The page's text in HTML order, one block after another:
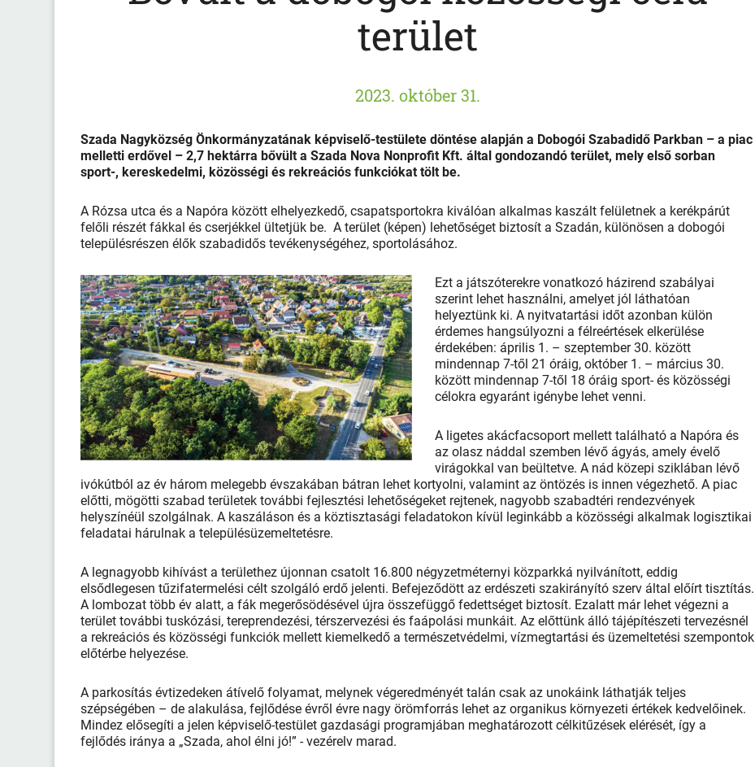
terület
2023. október 31.
Szada Nagyközség Önkormányzatának képviselő-testülete döntése alapján a Dobogói Szabadidő Parkban – a piac
melletti erdővel – 2,7 hektárra bővült a Szada Nova Nonprofit Kft. által gondozandó terület, mely első sorban
sport-, kereskedelmi, közösségi és rekreációs funkciókat tölt be.
A Rózsa utca és a Napóra között elhelyezkedő, csapatsportokra kiválóan alkalmas kaszált felületnek a kerékpárút
felőli részét fákkal és cserjékkel ültetjük be. A terület (képen) lehetőséget biztosít a Szadán, különösen a dobogói
településrészen élők szabadidős tevékenységéhez, sportolásához.
Ezt a játszóterekre vonatkozó házirend szabályai
szerint lehet használni, amelyet jól láthatóan
helyeztünk ki. A nyitvatartási időt azonban külön
érdemes hangsúlyozni a félreértések elkerülése
érdekében: április 1. – szeptember 30. között
mindennap 7-től 21 óráig, október 1. – március 30.
között mindennap 7-től 18 óráig sport- és közösségi
célokra egyaránt igénybe lehet venni.
A ligetes akácfacsoport mellett található a Napóra és
az olasz náddal szemben lévő ágyás, amely évelő
virágokkal van beültetve. A nád közepi sziklában lévő
ivókútból az év három melegebb évszakában bátran lehet kortyolni, valamint az öntözés is innen végezhető. A piac
előtti, mögötti szabad területek további fejlesztési lehetőségeket rejtenek, nagyobb szabadtéri rendezvények
helyszínéül szolgálnak. A kaszáláson és a köztisztasági feladatokon kívül leginkább a közösségi alkalmak logisztikai
feladatai hárulnak a településüzemeltetésre.
A legnagyobb kihívást a területhez újonnan csatolt 16.800 négyzetméternyi közparkká nyilvánított, eddig
elsődlegesen tűzifaterme­lési célt szolgáló erdő jelenti. Befejeződött az erdészeti szakirányító szerv által előírt tisztítás.
A lombozat több év alatt, a fák megerősödésével újra összefüggő fedettséget biztosít. Ezalatt már lehet végezni a
terület további tuskózási, tereprendezési, térszervezési és faápolási munkáit. Az előttünk álló tájépítészeti tervezésnél
a rekreációs és közösségi funkciók mellett kiemelkedő a természetvédelmi, vízmegtartási és üzemeltetési szempontok
előtérbe helyezése.
A parkosítás évtizedeken átívelő folyamat, melynek végeredményét talán csak az unokáink láthatják teljes
szépségében – de alakulása, fejlődése évről évre nagy örömforrás lehet az organikus környezeti értékek kedvelőinek.
Mindez elősegíti a jelen képviselő-testület gazdasági programjában meghatározott célkitűzések elérését, így a
fejlődés iránya a „Szada, ahol élni jó!” - vezérelv marad.